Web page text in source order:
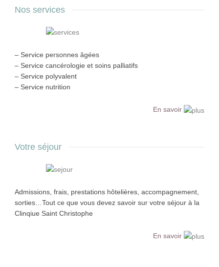
Nos services
– Service personnes âgées
– Service cancérologie et soins palliatifs
– Service polyvalent
– Service nutrition
En savoir
Votre séjour
Admissions, frais, prestations hôtelières, accompagnement,
sorties…Tout ce que vous devez savoir sur votre séjour à la
Clinqiue Saint Christophe
En savoir